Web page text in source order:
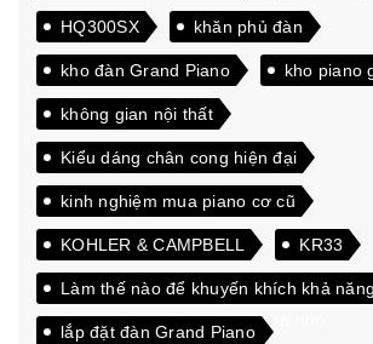
HQ300SX khăn phủ đàn
kho đàn Grand Piano kho piano
không gian nội thất
Kiểu dáng chân cong hiện đại
kinh nghiệm mua piano cơ cũ
KOHLER & CAMPBELL KR33
Làm thế nào để khuyến khích khả
đam mê học hỏi của các bạn nhỏ
lắp đặt đàn Grand Piano